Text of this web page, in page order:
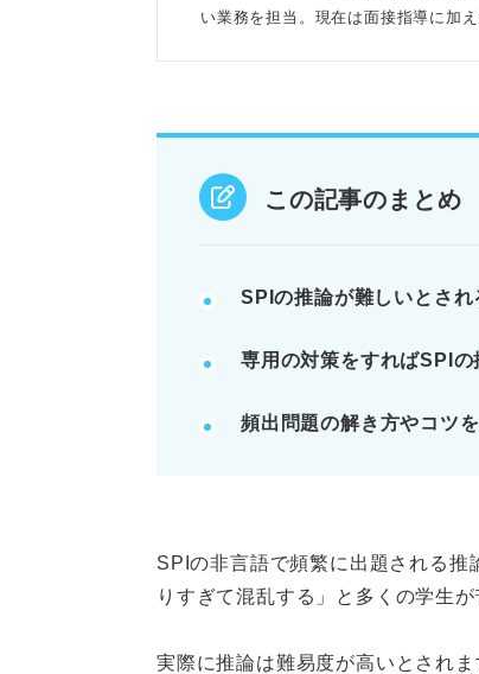
例：順序、割合、対戦など
記事の該当箇所を見る
そもそもSPIの推論問題と
SPIの推論が難しいと感
い業務を担当。現在は面接指導に加
この記事のまとめ
SPIの推論が難しいとさ
専用の対策をすればSPI
頻出問題の解き方やコツ
SPIの非言語で頻繁に出題される推
りすぎて混乱する」と多くの学生
実際に推論は難易度が高いとされ